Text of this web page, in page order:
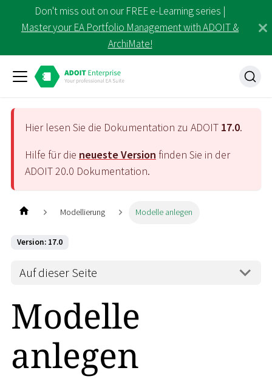
Don't miss out on our FREE e-Learning series |
Master your EA Portfolio Management with ADOIT &
ArchiMate!
Hier lesen Sie die Dokumentation zu ADOIT 17.0.
Hilfe für die neueste Version finden Sie in der
ADOIT20.0 Dokumentation.
Modellierung Modelle anlegen
Version: 17.0
Auf dieser Seite
Modelle
anlegen